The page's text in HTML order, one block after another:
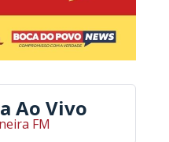
Ao Vivo
FM